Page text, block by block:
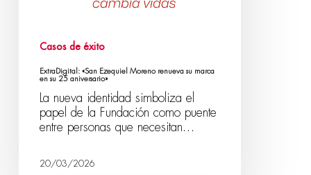
Casos de éxito
ExtraDigital: «San Ezequiel Moreno renueva su marca
en su 25 aniversario»
La nueva identidad simboliza el
papel de la Fundación como puente
entre personas que necesitan…
20/03/2026